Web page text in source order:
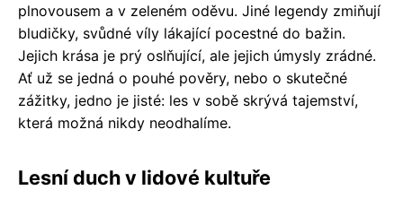
plnovousem a v zeleném oděvu. Jiné legendy zmiňují
bludičky, svůdné víly lákající pocestné do bažin.
Jejich krása je prý oslňující, ale jejich úmysly zrádné.
Ať už se jedná o pouhé pověry, nebo o skutečné
zážitky, jedno je jisté: les v sobě skrývá tajemství,
která možná nikdy neodhalíme.
Lesní duch v lidové kultuře